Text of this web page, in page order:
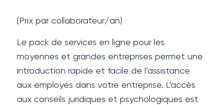
(Prix par collaborateur/an)
Le pack de services en ligne pour les
moyennes et grandes entreprises permet une
introduction rapide et facile de l’assistance
aux employés dans votre entreprise. L’accès
aux conseils juridiques et psychologiques est